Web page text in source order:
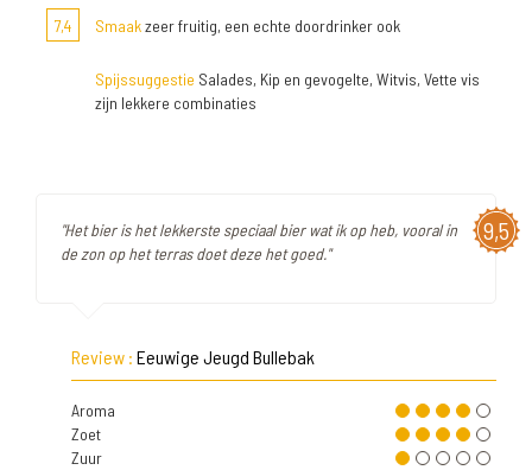
7,4 Smaakzeer fruitig, een echte doordrinker ook
Spijssuggestie Salades, Kip en gevogelte, Witvis, Vette vis
zijn lekkere combinaties
9,5
"Het bier is het lekkerste speciaal bier wat ik op heb, vooral in
de zon op het terras doet deze het goed."
Review : Eeuwige Jeugd Bullebak
Aroma
Zoet
Zuur